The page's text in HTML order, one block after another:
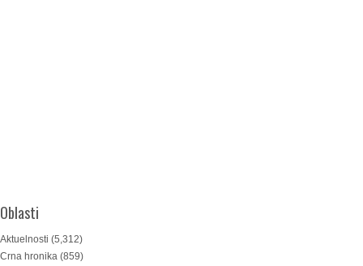
Oblasti
Aktuelnosti (5,312)
Crna hronika (859)